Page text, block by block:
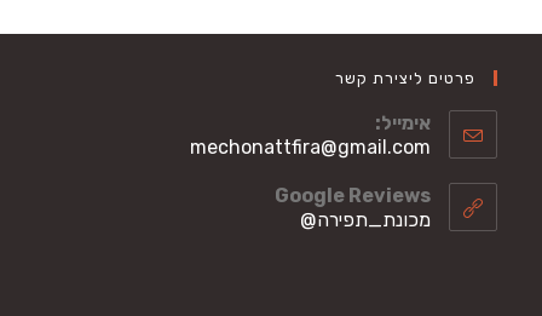
פרטים ליצירת קשר
אימייל:
mechonattfira@gmail.com
Google Reviews
מכונת_תפירה@